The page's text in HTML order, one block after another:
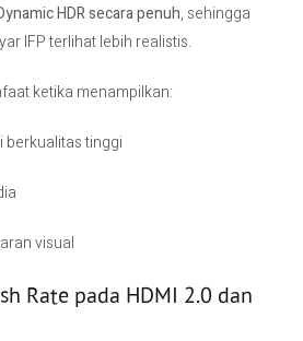
HDR secara penuh, sehingga
IFP terlihat lebih realistis.
ketika menampilkan:
tinggi
visual
Rate pada HDMI 2.0 dan